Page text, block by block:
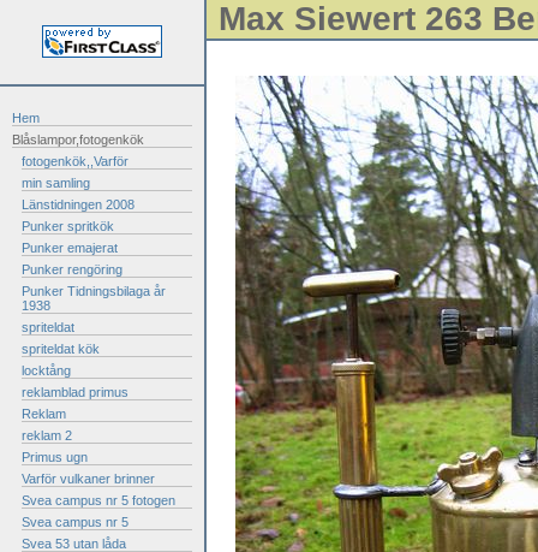
Hem
Blåslampor,fotogenkök
fotogenkök,,Varför
min samling
Länstidningen 2008
Punker spritkök
Punker emajerat
Punker rengöring
Punker Tidningsbilaga år
1938
spriteldat
spriteldat kök
locktång
reklamblad primus
Reklam
reklam 2
Primus ugn
Varför vulkaner brinner
Svea campus nr 5 fotogen
Svea campus nr 5
Svea 53 utan låda
Max Siewert 263